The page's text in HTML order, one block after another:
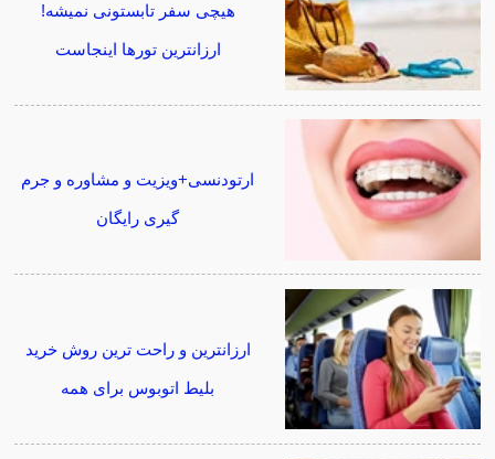
هیچی سفر تابستونی نمیشه!
ارزانترین تورها اینجاست
ارتودنسی+ویزیت و مشاوره و جرم
گیری رایگان
ارزانترین و راحت ترین روش خرید
بلیط اتوبوس برای همه